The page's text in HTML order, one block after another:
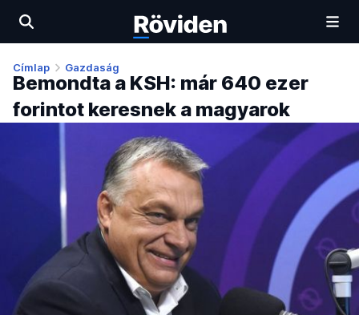
Címlap Gazdaság
Bemondta a KSH: már 640 ezer
forintot keresnek a magyarok